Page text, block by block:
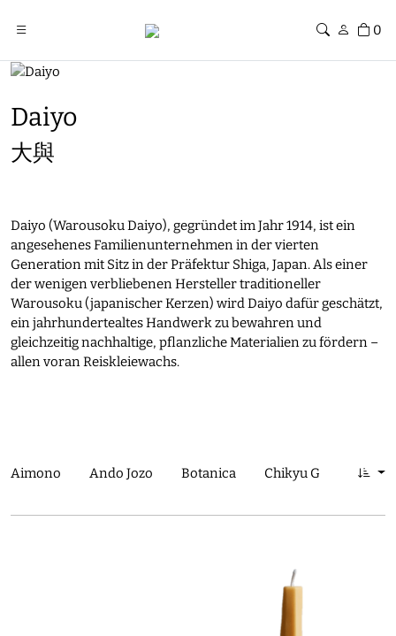
0
Daiyo
大與
Daiyo (Warousoku Daiyo), gegründet im Jahr 1914, ist ein
angesehenes Familienunternehmen in der vierten
Generation mit Sitz in der Präfektur Shiga, Japan. Als einer
der wenigen verbliebenen Hersteller traditioneller
Warousoku (japanischer Kerzen) wird Daiyo dafür geschätzt,
ein jahrhundertealtes Handwerk zu bewahren und
gleichzeitig nachhaltige, pflanzliche Materialien zu fördern –
allen voran Reiskleiewachs.
Aimono Ando Jozo Botanica Chikyu Greetings